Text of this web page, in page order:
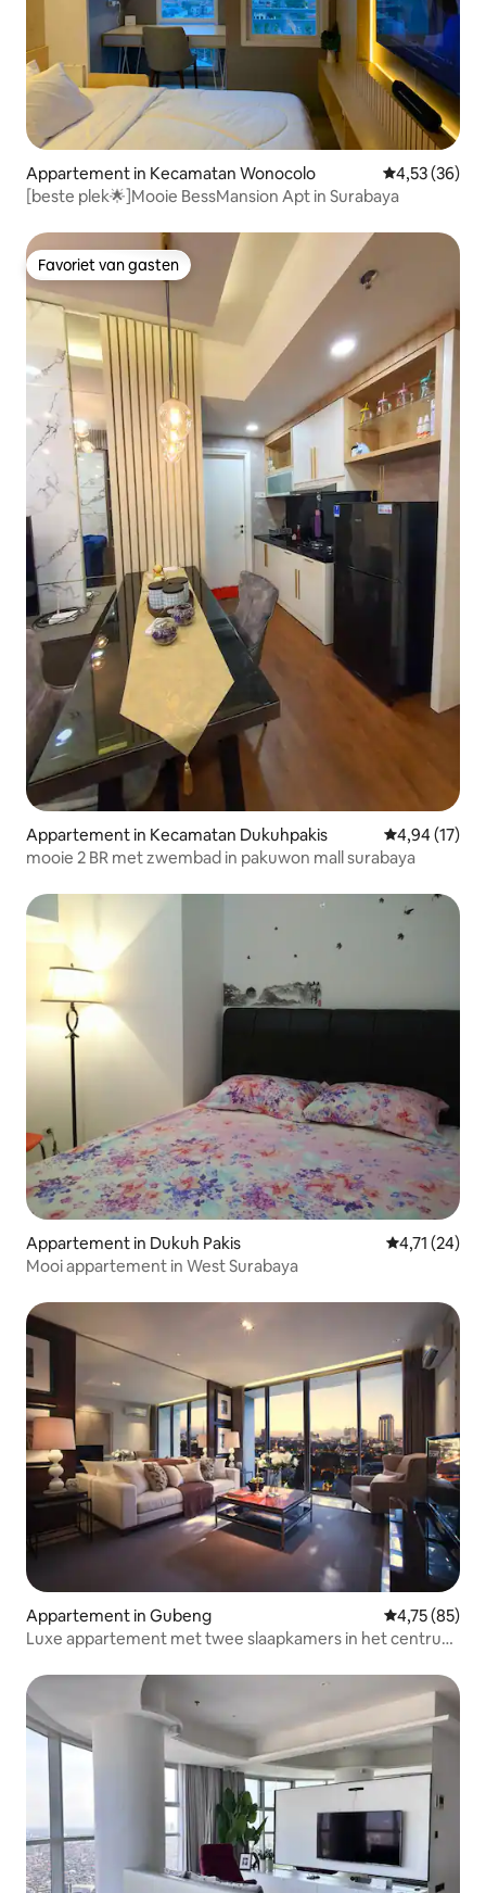
Appartement in Kecamatan Wonocolo Gemiddelde
4,53 (36)
[beste plek🌟]Mooie BessMansion Apt in Surabaya
Favoriet van gasten
Favoriet van gasten
Appartement in Kecamatan Dukuhpakis Gemiddelde
4,94 (17)
mooie 2 BR met zwembad in pakuwon mall surabaya
Appartement in Dukuh Pakis Gemiddelde
4,71 (24)
Mooi appartement in West Surabaya
Appartement in Gubeng Gemiddelde
4,75 (85)
Luxe appartement met twee slaapkamers in het centrum